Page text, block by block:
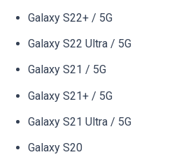
Galaxy S22+ / 5G
Galaxy S22 Ultra / 5G
Galaxy S21 / 5G
Galaxy S21+ / 5G
Galaxy S21 Ultra / 5G
Galaxy S20